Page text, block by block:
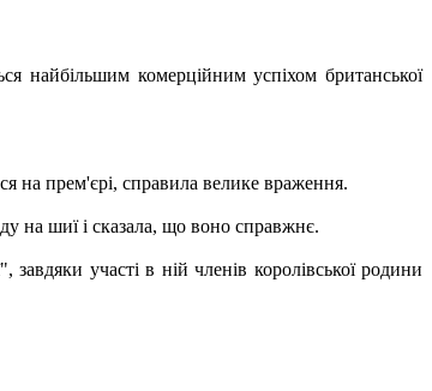
найбільшим комерційним успіхом британської
на прем'єрі, справила велике враження.
на шиї і сказала, що воно справжнє.
участі в ній членів королівської родини